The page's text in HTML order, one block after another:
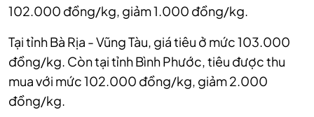
102.000 đồng/kg, giảm 1.000 đồng/kg.
Tại tỉnh Bà Rịa - Vũng Tàu, giá tiêu ở mức 103.000
đồng/kg. Còn tại tỉnh Bình Phước, tiêu được thu
mua với mức 102.000 đồng/kg, giảm 2.000
đồng/kg.